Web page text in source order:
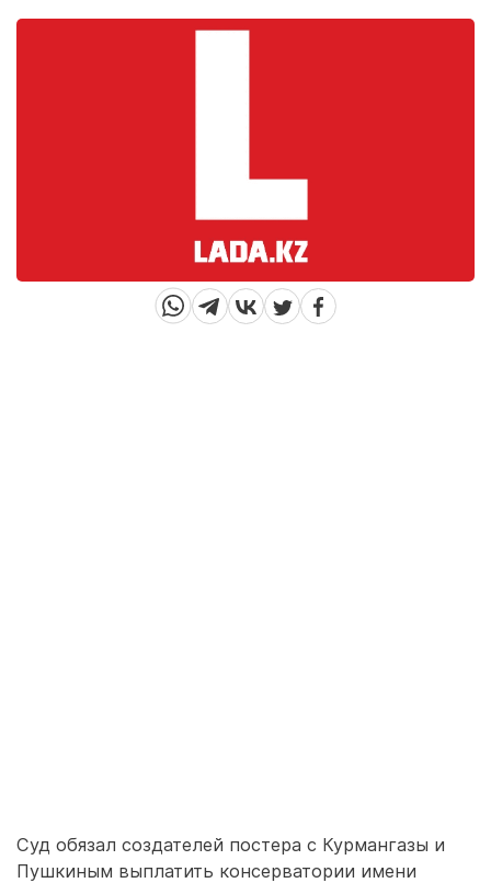
Суд обязал создателей постера с Курмангазы и
Пушкиным выплатить консерватории имени